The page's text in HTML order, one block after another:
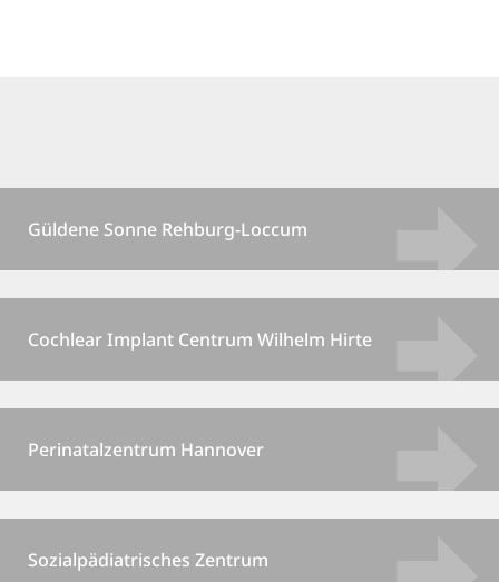
Güldene Sonne Rehburg-Loccum
Cochlear Implant Centrum Wilhelm Hirte
Perinatalzentrum Hannover
Sozialpädiatrisches Zentrum